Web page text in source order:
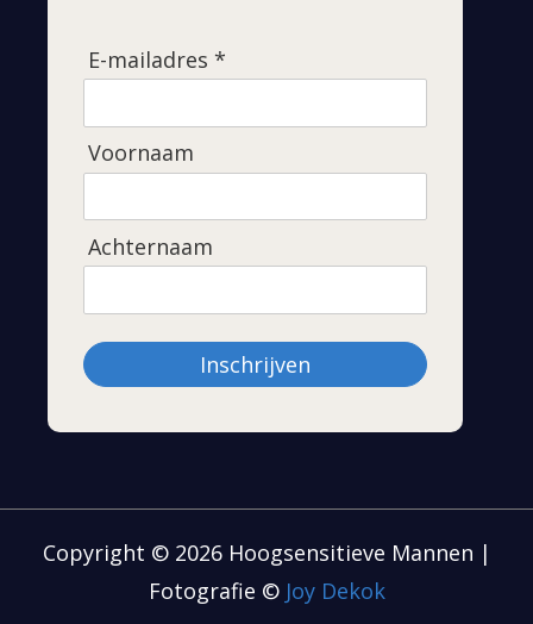
E-mailadres *
Voornaam
Achternaam
Inschrijven
Copyright © 2026 Hoogsensitieve Mannen |
Fotografie © Joy Dekok